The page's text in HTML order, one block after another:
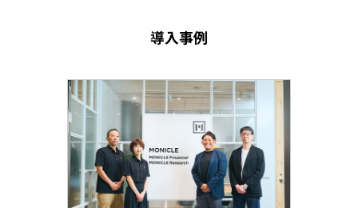
導入事例